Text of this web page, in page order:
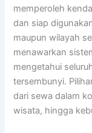
memperoleh
dan siap
maupun wilayah
menawarkan
mengetahui
tersembunyi.
dari sewa dalam
wisata, hingga